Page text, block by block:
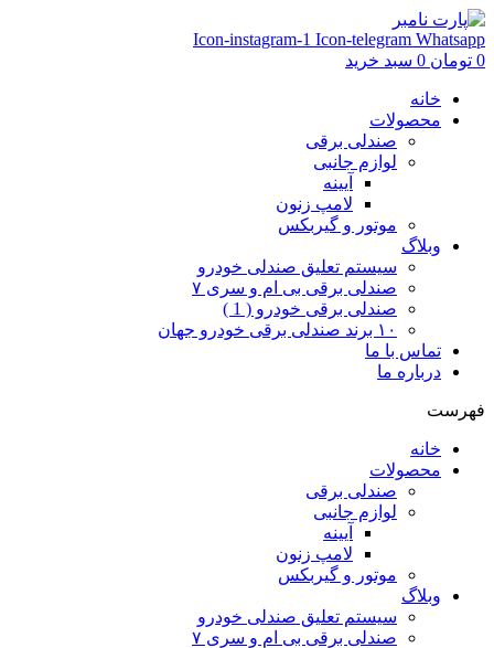
Icon-instagram-1 Icon-telegram Whatsapp
0 تومان 0 سبد خرید
خانه
محصولات
صندلی برقی
لوازم جانبی
آیینه
لامپ زنون
موتور و گیربکس
وبلاگ
سیستم تعلیق صندلی خودرو
صندلی برقی بی ام و سری ۷
صندلی برقی خودرو ( 1 )
۱۰ برند صندلی برقی خودرو جهان
تماس با ما
درباره ما
فهرست
خانه
محصولات
صندلی برقی
لوازم جانبی
آیینه
لامپ زنون
موتور و گیربکس
وبلاگ
سیستم تعلیق صندلی خودرو
صندلی برقی بی ام و سری ۷